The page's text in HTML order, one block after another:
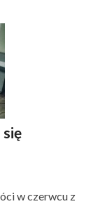
się
w czerwcu z